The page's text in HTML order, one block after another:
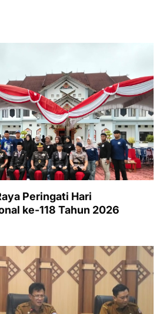
Peringati Hari
ke-118 Tahun 2026